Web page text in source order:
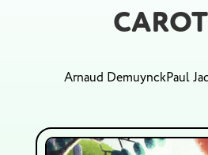
Arnaud DemuynckPaul